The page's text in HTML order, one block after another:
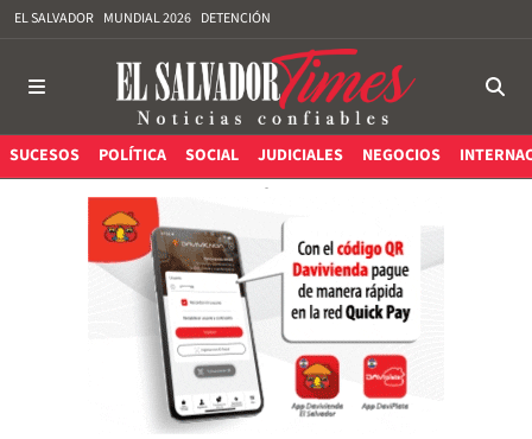
EL SALVADOR MUNDIAL 2026 DETENCIÓN
SUCESOS POLÍTICA SOCIAL JUDICIALES NEGOCIOS